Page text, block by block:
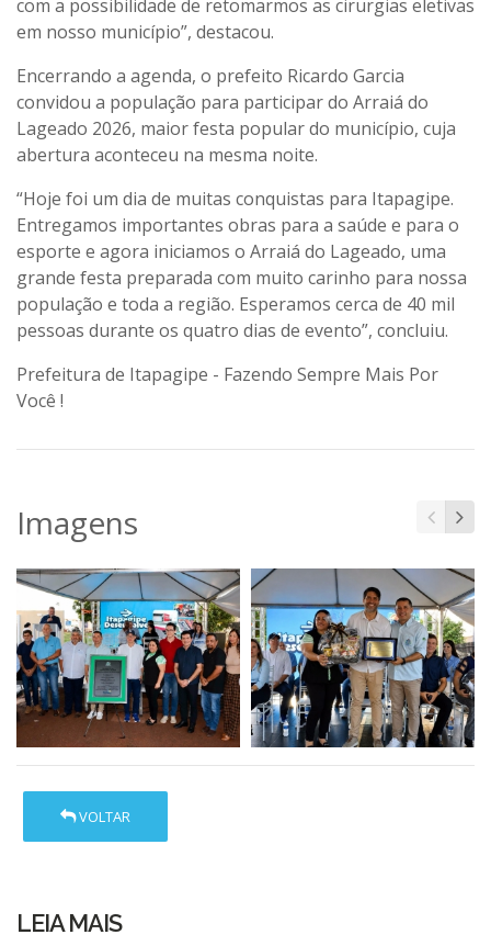
com a possibilidade de retomarmos as cirurgias eletivas
em nosso município”, destacou.
Encerrando a agenda, o prefeito Ricardo Garcia
convidou a população para participar do Arraiá do
Lageado 2026, maior festa popular do município, cuja
abertura aconteceu na mesma noite.
“Hoje foi um dia de muitas conquistas para Itapagipe.
Entregamos importantes obras para a saúde e para o
esporte e agora iniciamos o Arraiá do Lageado, uma
grande festa preparada com muito carinho para nossa
população e toda a região. Esperamos cerca de 40 mil
pessoas durante os quatro dias de evento”, concluiu.
Prefeitura de Itapagipe - Fazendo Sempre Mais Por
Você !
Imagens
VOLTAR
LEIA MAIS